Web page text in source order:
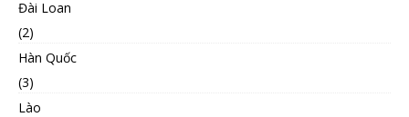
Đài Loan
(2)
Hàn Quốc
(3)
Lào